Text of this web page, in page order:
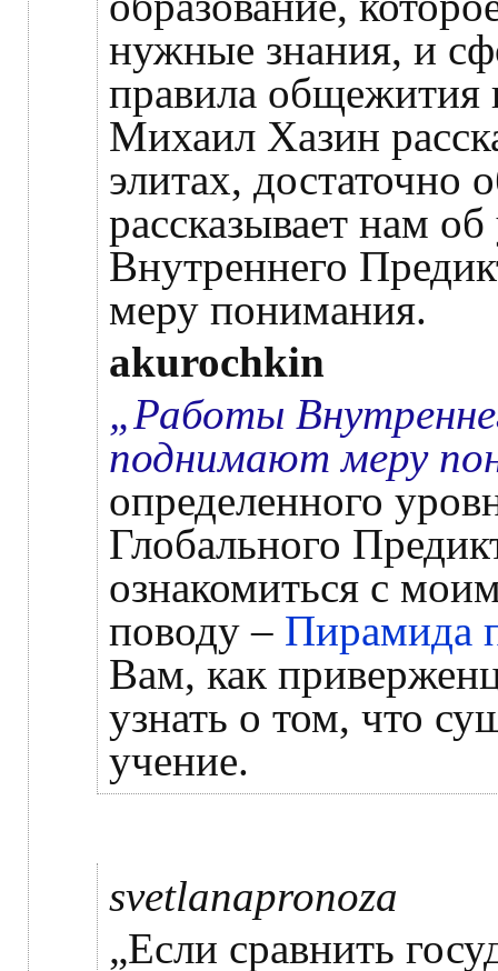
нужные знания, и
правила общежития
Михаил Хазин
элитах, достаточно
рассказывает нам
Внутреннего
меру понимания.
akurochkin
„Работы
поднимают меру
определенного
Глобального
ознакомиться с
поводу – Пирамида
Вам, как
узнать о том, что
учение.
svetlanapronoza
„Если сравнить